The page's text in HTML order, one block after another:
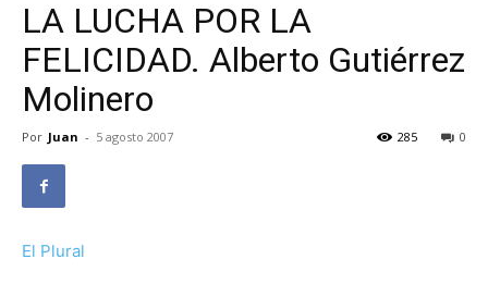
LA LUCHA POR LA
FELICIDAD. Alberto Gutiérrez
Molinero
Por Juan - 5 agosto 2007 0
285
El Plural